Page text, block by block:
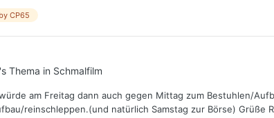
CP65
's Thema in Schmalfilm
am Freitag dann auch gegen Mittag zum Bestuhlen/
reinschleppen.(und natürlich Samstag zur Börse) Grüße